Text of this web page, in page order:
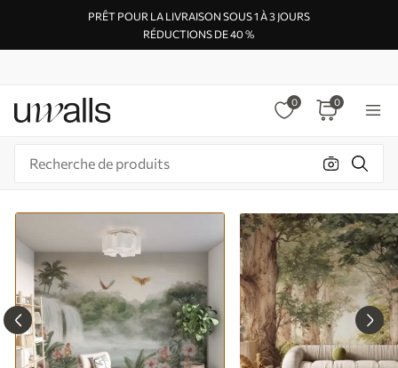
PRÊT POUR LA LIVRAISON SOUS 1 À 3 JOURS
RÉDUCTIONS DE 40 %
0 0